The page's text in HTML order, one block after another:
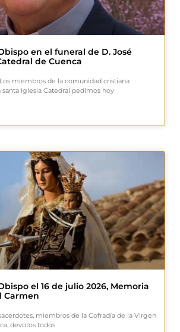
en el funeral de D. José
de Cuenca
miembros de la comunidad cristiana
Iglesia Catedral pedimos hoy
el 16 de julio 2026, Memoria
Carmen
miembros de la Cofradía de la Virgen
devotos todos